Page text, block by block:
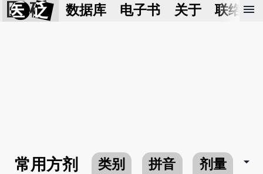
医 砭 数据库 电子书 关于 联络我
menu
常用方剂 类别 拼音 剂量 arrow_drop_down